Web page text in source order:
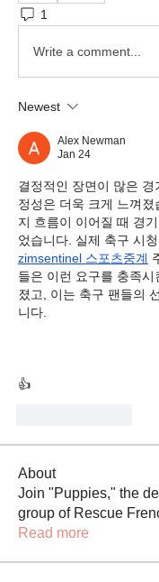
1
Write a comment...
Newest
Alex Newman
Jan 24
결정적인 장면이 많은
정성은 더욱 크게 느껴
지 흐름이 이어질 때 경
zimsentinel 스포츠중계
들은 이런 요구를 충족시
졌고, 이는 축구 팬들의
니다.
👍
About
Join "Puppies," the
group of Rescue
Read more